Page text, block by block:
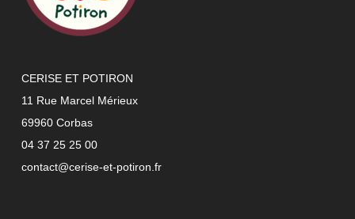
CERISE ET POTIRON
11 Rue Marcel Mérieux
69960 Corbas
04 37 25 25 00
contact@cerise-et-potiron.fr